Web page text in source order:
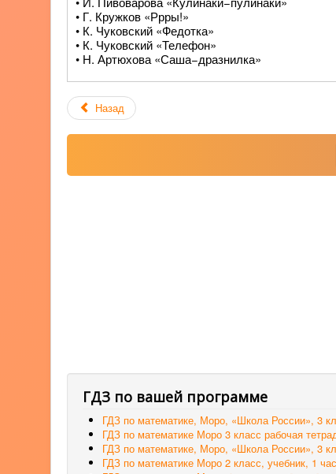
• Г. Кружков «Ррры!»
• К. Чуковский «Федотка»
• К. Чуковский «Телефон»
• Н. Артюхова «Саша−дразнилка»
Назад
ГДЗ по вашей программе
ГДЗ по математике, Моро, «Школа России», 3
ГДЗ по математике Моро 3 класс рабочая
ГДЗ по математике, Моро, «Школа России», 3
ГДЗ по математике Моро 2 класс, учебник, 1